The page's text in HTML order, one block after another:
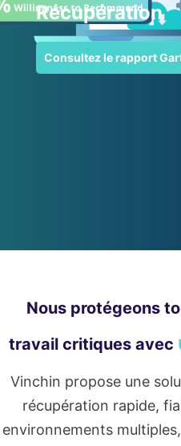
Récupération
Consultez le rapport
Nous protégeons
travail critiques avec
Vinchin propose une
récupération rapide,
environnements